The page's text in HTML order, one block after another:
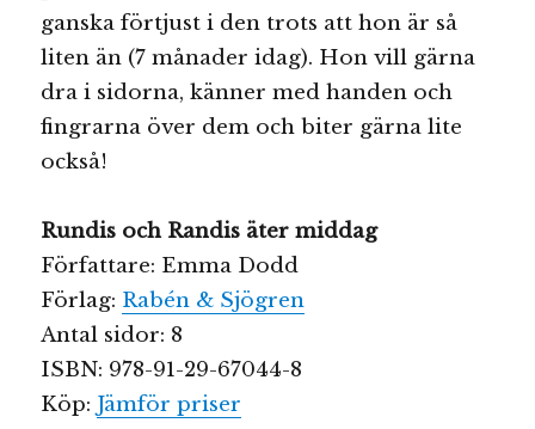
ganska förtjust i den trots att hon är så
liten än (7 månader idag). Hon vill gärna
dra i sidorna, känner med handen och
fingrarna över dem och biter gärna lite
också!
Rundis och Randis äter middag
Författare: Emma Dodd
Förlag: Rabén & Sjögren
Antal sidor: 8
ISBN: 978-91-29-67044-8
Köp: Jämför priser